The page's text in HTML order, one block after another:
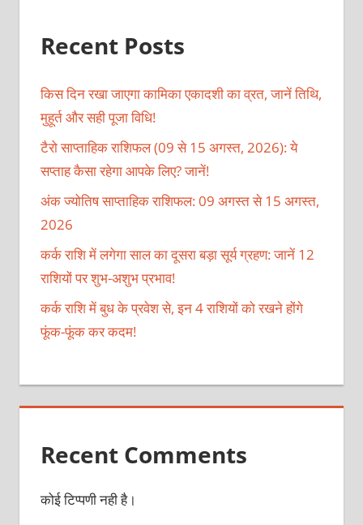
Recent Posts
किस दिन रखा जाएगा कामिका एकादशी का व्रत, जानें तिथि,
मुहूर्त और सही पूजा विधि!
टैरो साप्ताहिक राशिफल (09 से 15 अगस्त, 2026): ये
सप्ताह कैसा रहेगा आपके लिए? जानें!
अंक ज्योतिष साप्ताहिक राशिफल: 09 अगस्त से 15 अगस्त,
2026
कर्क राशि में लगेगा साल का दूसरा बड़ा सूर्य ग्रहण: जानें 12
राशियों पर शुभ-अशुभ प्रभाव!
कर्क राशि में बुध के प्रवेश से, इन 4 राशियों को रखने होंगे
फूंक-फूंक कर कदम!
Recent Comments
कोई टिप्पणी नही है।